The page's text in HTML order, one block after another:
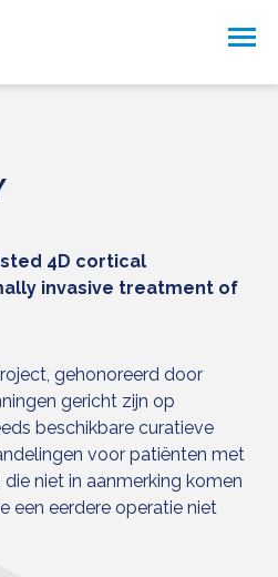
4D cortical
invasive treatment of
gehonoreerd door
gericht zijn op
beschikbare curatieve
voor patiënten met
niet in aanmerking komen
een eerdere operatie niet